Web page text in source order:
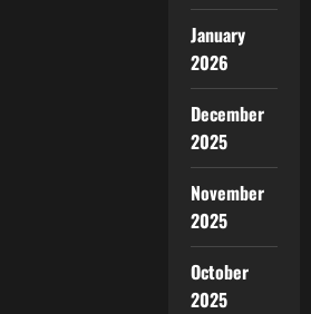
January
2026
December
2025
November
2025
October
2025